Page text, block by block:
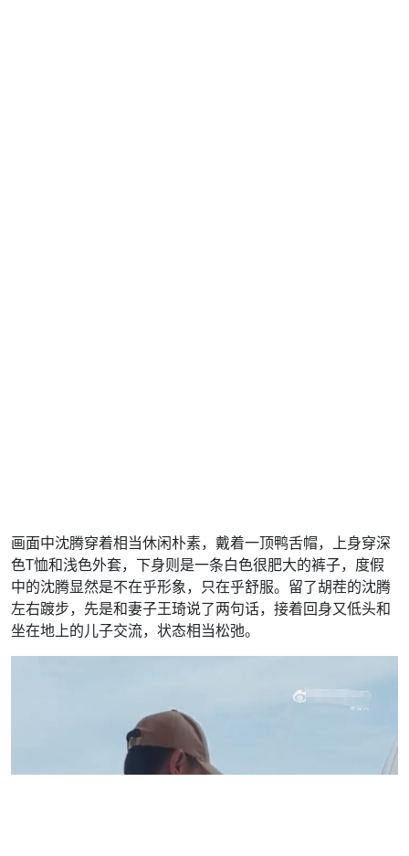
画面中沈腾穿着相当休闲朴素，戴着一顶鸭舌帽，上身穿深
色T恤和浅色外套，下身则是一条白色很肥大的裤子，度假
中的沈腾显然是不在乎形象，只在乎舒服。留了胡茬的沈腾
左右踱步，先是和妻子王琦说了两句话，接着回身又低头和
坐在地上的儿子交流，状态相当松弛。